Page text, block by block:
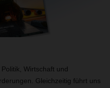
Wirtschaft und
Gleichzeitig führt uns